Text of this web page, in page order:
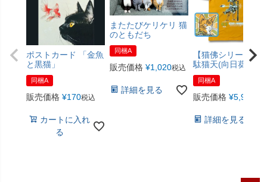
ポストカード 「金魚
と黒猫」
同梱A
販売価格 ¥170税込
カートに入れ
る
またたびケリケリ 猫
のともだち
同梱A
販売価格 ¥1,020税込
詳細を見る
【猫佛シリーズ】
駄猫天(向日葵色)
同梱A
販売価格 ¥5,940
詳細を見る